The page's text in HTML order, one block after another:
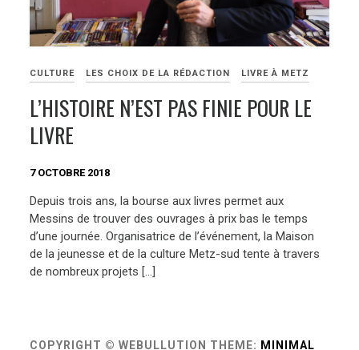
CULTURE LES CHOIX DE LA RÉDACTION LIVRE À METZ
L’HISTOIRE N’EST PAS FINIE POUR LE
LIVRE
7 OCTOBRE 2018
Depuis trois ans, la bourse aux livres permet aux
Messins de trouver des ouvrages à prix bas le temps
d’une journée. Organisatrice de l’événement, la Maison
de la jeunesse et de la culture Metz-sud tente à travers
de nombreux projets […]
COPYRIGHT © WEBULLUTION THEME: MINIMAL